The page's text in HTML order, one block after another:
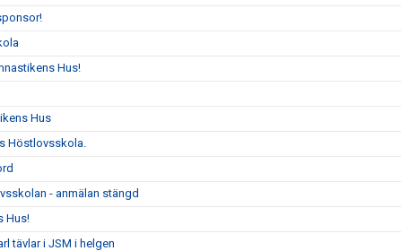
Hus!
Hus
Höstlovsskola.
- anmälan stängd
Hus!
tävlar i JSM i helgen